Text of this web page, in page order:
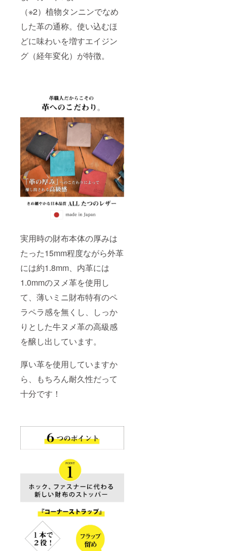
（※2）植物タンニンでなめ
した革の通称。使い込むほ
どに味わいを増すエイジン
グ（経年変化）が特徴。
実用時の財布本体の厚みは
たった15mm程度ながら外革
には約1.8mm、内革には
1.0mmのヌメ革を使用し
て、薄いミニ財布特有のペ
ラペラ感を無くし、しっか
りとした牛ヌメ革の高級感
を醸し出しています。
厚い革を使用していますか
ら、もちろん耐久性だって
十分です！